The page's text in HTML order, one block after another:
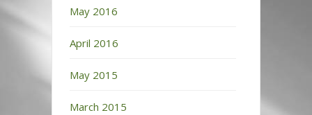
May 2016
April 2016
May 2015
March 2015